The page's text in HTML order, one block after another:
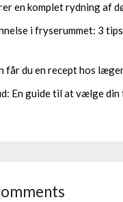
en komplet rydning af
i fryserummet: 3
får du en recept hos
En guide til at vælge